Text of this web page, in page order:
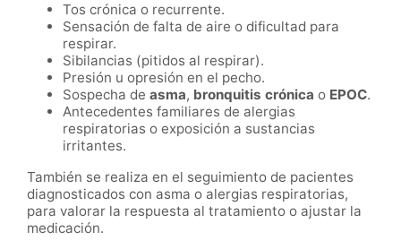
Tos crónica o recurrente.
Sensación de falta de aire o dificultad para
respirar.
Sibilancias (pitidos al respirar).
Presión u opresión en el pecho.
Sospecha de asma, bronquitis crónica o EPOC.
Antecedentes familiares de alergias
respiratorias o exposición a sustancias
irritantes.
También se realiza en el seguimiento de pacientes
diagnosticados con asma o alergias respiratorias,
para valorar la respuesta al tratamiento o ajustar la
medicación.